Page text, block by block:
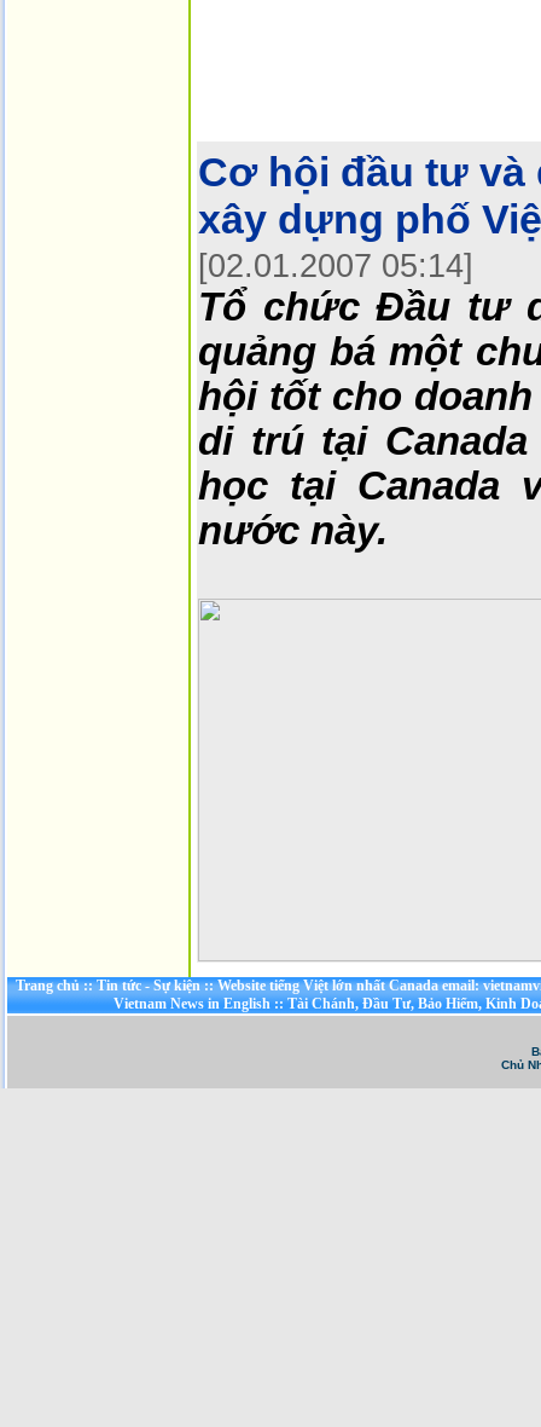
Cơ hội đầu tư và
xây dựng phố
[02.01.2007 05:14]
Tổ chức Đầu tư
quảng bá một
hội tốt cho
di trú tại
học tại Canada
nước này.
Trang chủ::Tin tức - Sự kiện::Website tiếng Việt lớn nhất Canada email:
Vietnam News in English::Tài Chánh, Đầu Tư, Bảo Hiểm, Kinh
Chủ